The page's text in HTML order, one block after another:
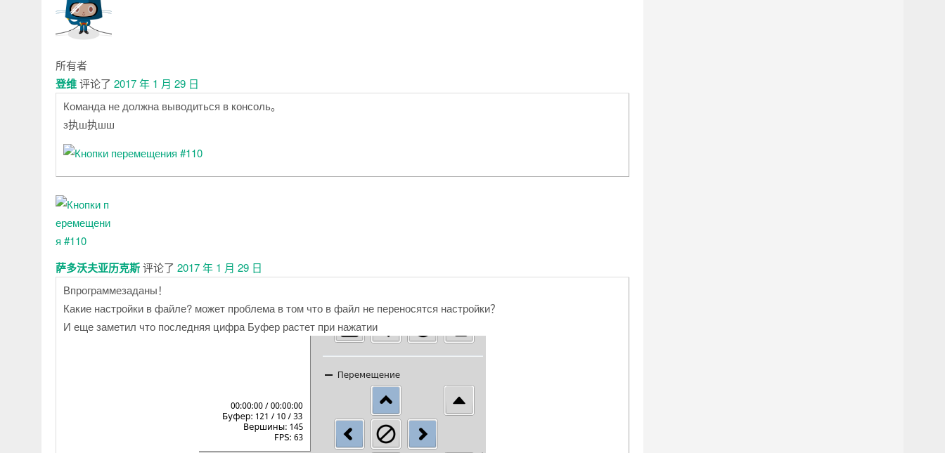
所有者
登维评论了 2017 年 1 月 29 日
Команда не должна выводиться в консоль。
з执ш执шш
萨多沃夫亚历克斯评论了 2017 年 1 月 29 日
Впрограммезаданы！
Какие настройки в файле? может проблема в том что в файл не переносятся настройки？
И еще заметил что последняя цифра Буфер растет при нажатии